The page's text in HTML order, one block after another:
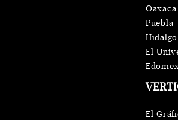
El
Oaxaca
Puebla
Hidalgo
El